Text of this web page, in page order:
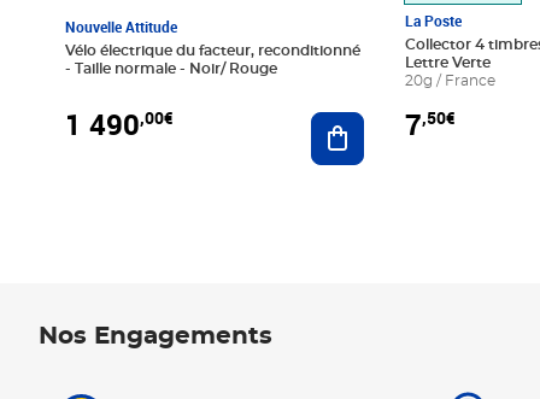
Nouvelle Attitude
Vélo électrique du facteur, reconditionné
- Taille normale - Noir/ Rouge
1 490,00€ Ajouter au panier
La Poste
Collector 4
Lettre Verte
20g / France
7,50€
Nos Engagements